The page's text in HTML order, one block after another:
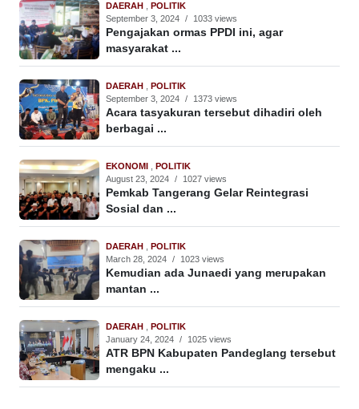
DAERAH , POLITIK
September 3, 2024 / 1033 views
Pengajakan ormas PPDI ini, agar
masyarakat ...
DAERAH , POLITIK
September 3, 2024 / 1373 views
Acara tasyakuran tersebut dihadiri oleh
berbagai ...
EKONOMI , POLITIK
August 23, 2024 / 1027 views
Pemkab Tangerang Gelar Reintegrasi
Sosial dan ...
DAERAH , POLITIK
March 28, 2024 / 1023 views
Kemudian ada Junaedi yang merupakan
mantan ...
DAERAH , POLITIK
January 24, 2024 / 1025 views
ATR BPN Kabupaten Pandeglang tersebut
mengaku ...